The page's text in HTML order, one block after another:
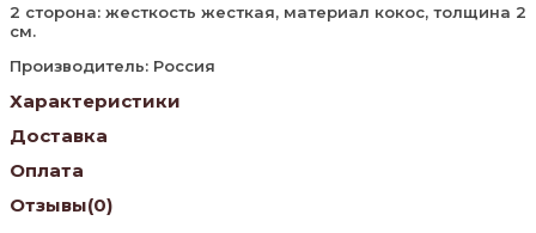
2 сторона: жесткость жесткая, материал кокос, толщина 2
см.
Производитель: Россия
Характеристики
Доставка
Оплата
Отзывы(0)